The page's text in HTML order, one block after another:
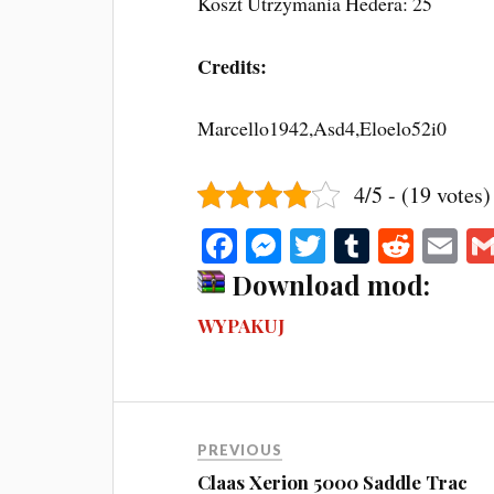
Credits:
Marcello1942,Asd4,Eloelo52i0
4/5 - (19 votes)
Fa
ce
bo
M
es
se
ng
T
wi
T
u
R
ed
E
Download mod:
WYPAKUJ
PREVIOUS
Claas Xerion 5000 Saddle Trac